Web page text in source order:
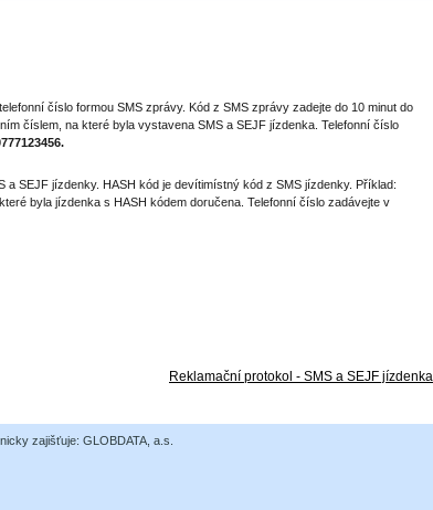
číslo formou SMS zprávy. Kód z SMS zprávy zadejte do 10 minut do
číslem, na které byla vystavena SMS a SEJF jízdenka. Telefonní číslo
a SEJF jízdenky. HASH kód je devítimístný kód z SMS jízdenky. Příklad:
byla jízdenka s HASH kódem doručena. Telefonní číslo zadávejte v
Reklamační protokol - SMS a SEJF jízdenka
zajišťuje: GLOBDATA, a.s.